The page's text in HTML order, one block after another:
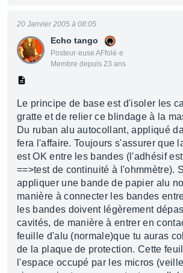
Echo tango
Posteur·euse AFfolé·e
Membre depuis 23 ans
20 Janvier 2005 à 08:05
Le principe de base est d'isoler les
gratte et de relier ce blindage à la
Du ruban alu autocollant, appliqué
fera l'affaire. Toujours s'assurer que
est OK entre les bandes (l'adhésif
==>test de continuité à l'ohmmètre).
appliquer une bande de papier alu
manière à connecter les bandes
les bandes doivent légèrement
cavités, de manière à entrer en
feuille d'alu (normale)que tu auras
de la plaque de protection. Cette
l'espace occupé par les micros